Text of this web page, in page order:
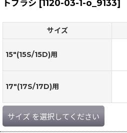
トブラシ [1120-03-1-o_9133]
サイズ
15"(15S/15D)用
17"(17S/17D)用
サイズ を選択してください